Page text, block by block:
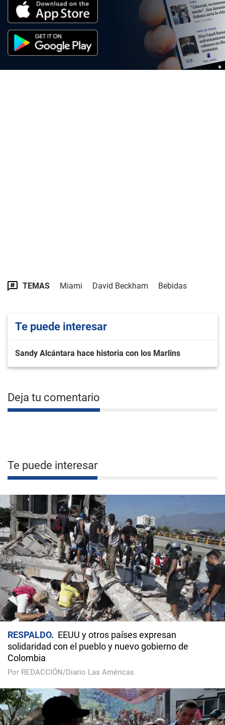
TEMAS Miami David Beckham Bebidas
Te puede interesar
Sandy Alcántara hace historia con los Marlins
Deja tu comentario
Te puede interesar
RESPALDO
EEUU y otros países expresan
solidaridad con el pueblo y nuevo gobierno de
Colombia
Por REDACCIÓN/Diario Las Américas